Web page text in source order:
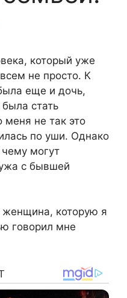
который уже
не просто. К
еще и дочь,
стать
меня не так это
по уши. Однако
могут
с бывшей
которую я
говорил мне